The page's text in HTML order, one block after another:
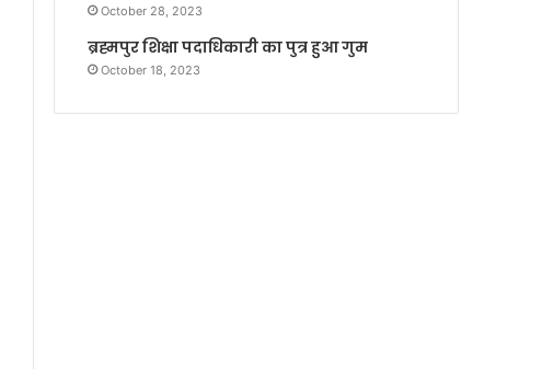
October 28, 2023
ब्रह्मपुर शिक्षा पदाधिकारी का पुत्र हुआ गुम
October 18, 2023